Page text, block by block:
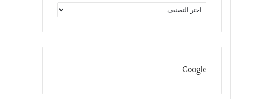
الاقسام
Google